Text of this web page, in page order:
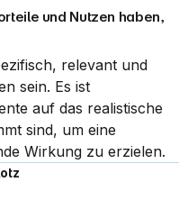
und Nutzen haben,
relevant und
sein. Es ist
auf das realistische
sind, um eine
Wirkung zu erzielen.